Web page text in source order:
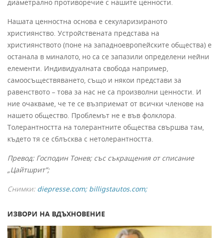
диаметрално противоречие с нашите ценности.
Нашата ценностна основа е секуларизираното
християнство. Устройствената представа на
християнството (поне на западноевропейските общества) е
останала в миналото, но са се запазили определени нейни
елементи. Индивидуалната свобода например,
самоосъществяването, също и някои представи за
равенството – това за нас не са произволни ценности. И
ние очакваме, че те се възприемат от всички членове на
нашето общество. Проблемът не е във фолклора.
Толерантността на толерантните общества свършва там,
където тя се сблъсква с нетолерантността.
Превод: Господин Тонев; със съкращения от списание
„Цайтшрит”;
Снимки: diepresse.com; billigstautos.com;
ИЗВОРИ НА ВДЪХНОВЕНИЕ